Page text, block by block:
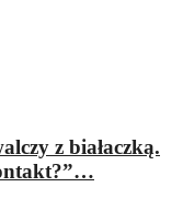
z białaczką.